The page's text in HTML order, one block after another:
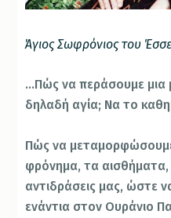
Άγιος Σωφρόνιος του
…Πώς να περάσουμε μια
δηλαδή αγία; Να το
Πώς να
φρόνημα, τα αισθήματα,
αντιδράσεις μας, ώστε
ενάντια στον Ουράνιο